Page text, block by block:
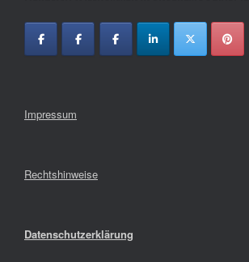
Impressum
Rechtshinweise
Datenschutzerklärung